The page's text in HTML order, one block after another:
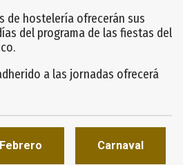
de hostelería ofrecerán sus
del programa de las fiestas del
a las jornadas ofrecerá
Febrero Carnaval